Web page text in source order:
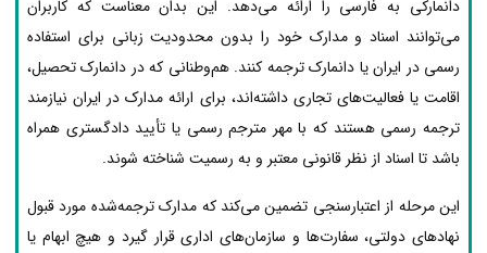
دانمارکی به فارسی را ارائه می‌دهد. این بدان معناست که کاربران
می‌توانند اسناد و مدارک خود را بدون محدودیت زبانی برای استفاده
رسمی در ایران یا دانمارک ترجمه کنند. هم‌وطنانی که در دانمارک تحصیل،
اقامت یا فعالیت‌های تجاری داشته‌اند، برای ارائه مدارک در ایران نیازمند
ترجمه رسمی هستند که با مهر مترجم رسمی یا تأیید دادگستری همراه
باشد تا اسناد از نظر قانونی معتبر و به رسمیت شناخته شوند.
این مرحله از اعتبارسنجی تضمین می‌کند که مدارک ترجمه‌شده مورد قبول
نهادهای دولتی، سفارت‌ها و سازمان‌های اداری قرار گیرد و هیچ ابهام یا